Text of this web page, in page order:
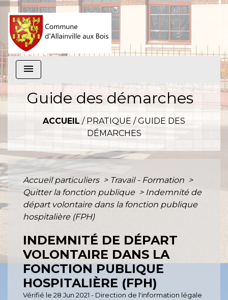
menu
Guide des démarches
ACCUEIL / PRATIQUE /GUIDE DES
DÉMARCHES
Accueil particuliers > Travail - Formation >
Quitter la fonction publique > Indemnité de
départ volontaire dans la fonction publique
hospitalière (FPH)
INDEMNITÉ DE DÉPART
VOLONTAIRE DANS LA
FONCTION PUBLIQUE
HOSPITALIÈRE (FPH)
Vérifié le 28 Jun 2021 - Direction de l'information légale